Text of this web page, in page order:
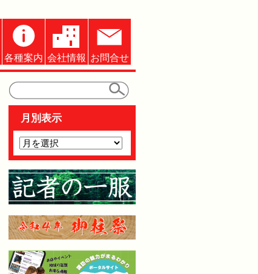
各種案内 会社情報 お問合せ
月別表示